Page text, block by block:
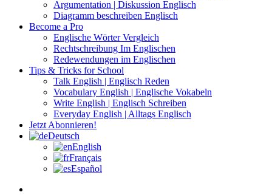
Argumentation | Diskussion Englisch
Diagramm beschreiben Englisch
Become a Pro
Englische Wörter Vergleich
Rechtschreibung Im Englischen
Redewendungen im Englischen
Tips & Tricks for School
Talk English | Englisch Reden
Vocabulary English | Englische Vokabeln
Write English | Englisch Schreiben
Everyday English | Alltags Englisch
Jetzt Abonnieren!
Deutsch
English
Français
Español